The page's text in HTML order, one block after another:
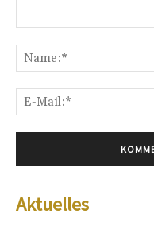
Aktuelles